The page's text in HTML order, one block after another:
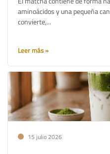
aminoácidos y una pequeña
convierte,...
Leer más
15 julio 2026